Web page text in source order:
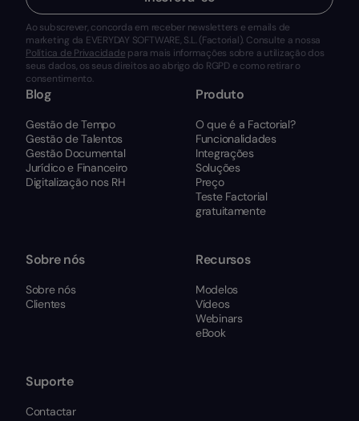
Ao subscrever, concorda em receber newsletters e emails de
marketing da EVERYDAY SOFTWARE, S.L. (Factorial). Consulte a nossa
Política de Privacidade para mais informações sobre a utilização dos
seus dados, os seus direitos ao abrigo do RGPD e como retirar o
consentimento.
Blog
Gestão de Tempo
Gestão de Talentos
Gestão Documental
Jurídico e Financeiro
Digitalização nos RH
Produto
O que é a Factorial?
Funcionalidades
Integrações
Soluções
Preço
Teste Factorial
gratuitamente
Sobre nós
Sobre nós
Clientes
Recursos
Modelos
Vídeos
Webinars
eBook
Suporte
Contactar